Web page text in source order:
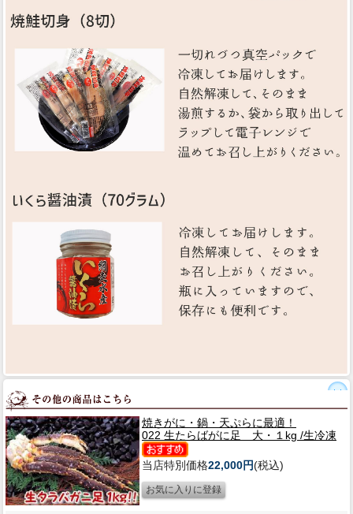
焼きがに・鍋・天ぷらに最適！
022 生たらばがに足 大・１kg /生冷凍
当店特別価格22,000円(税込)